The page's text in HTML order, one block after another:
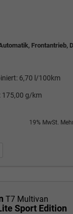
Frontantrieb,
6,70 l/100km
175,00 g/km
19% MwSt.
drucken
T7 Multivan
Sport Edition